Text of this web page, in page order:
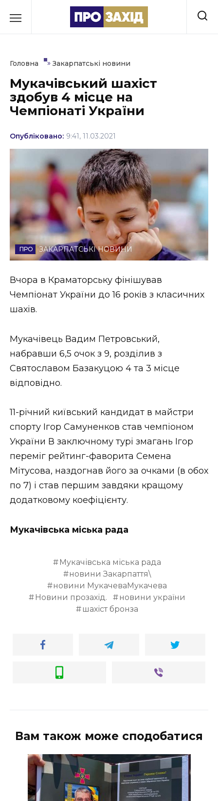
до
Культура
Освіта
Події
Політика
Соціум
Спорт
Стиль життя
Втрачений Ужгород
Втрачений Ужгород (відеоверсія)
НОВИНИ ЗАХІДНОЇ УКРАЇНИ
ВІДЕО
Головна » Закарпатські новини
Мукачівський шахіст
здобув 4 місце на
Чемпіонаті України
Опубліковано: 9:41, 11.03.2021
ЗАКАРПАТСЬКІ НОВИНИ
Вчора в Краматорську фінішував
Чемпіонат України до 16 років з класичних
шахів.
Мукачівець Вадим Петровський,
набравши 6,5 очок з 9, розділив з
Святославом Базакуцою 4 та 3 місце
відповідно.
11-річний київський кандидат в майстри
спорту Ігор Самуненков став чемпіоном
України В заключному турі змагань Ігор
переміг рейтинг-фаворита Семена
Мітусова, наздогнав його за очками (в обох
по 7) і став першим завдяки кращому
додатковому коефіцієнту.
Мукачівська міська рада
Мукачівська міська рада
новини Закарпаття\
новини МукачеваМукачева
Новини прозахід.
новини україни
шахіст бронза
Вам також може сподобатися